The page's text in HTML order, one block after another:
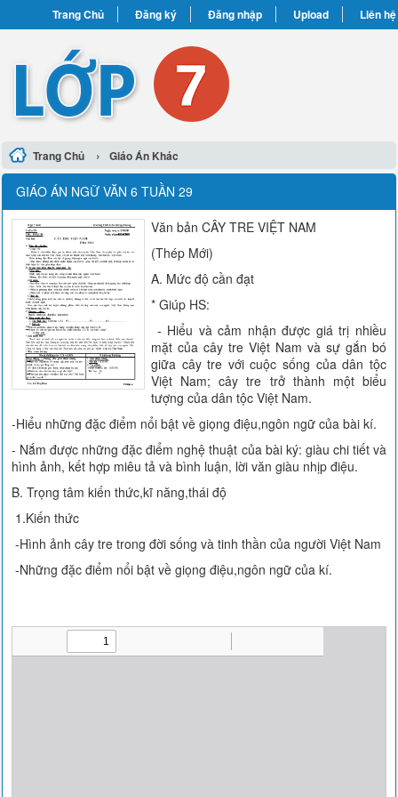
Trang Chủ Đăng ký Đăng nhập Upload Liên hệ
Trang Chủ › Giáo Án Khác
GIÁO ÁN NGỮ VĂN 6 TUẦN 29
Văn bản CÂY TRE VIỆT NAM
(Thép Mới)
A. Mức độ cần đạt
* Giúp HS:
- Hiểu và cảm nhận được giá trị nhiều
mặt của cây tre Việt Nam và sự gắn bó
giữa cây tre với cuộc sống của dân tộc
Việt Nam; cây tre trở thành một biểu
tượng của dân tộc Việt Nam.
-Hiểu những đặc điểm nổi bật về giọng điệu,ngôn ngữ của bài kí.
- Nắm được những đặc điểm nghệ thuật của bài ký: giàu chi tiết và
hình ảnh, kết hợp miêu tả và bình luận, lời văn giàu nhịp điệu.
B. Trọng tâm kiến thức,kĩ năng,thái độ
1.Kiến thức
-Hình ảnh cây tre trong đời sống và tinh thần của người Việt Nam
-Những đặc điểm nổi bật về giọng điệu,ngôn ngữ của kí.